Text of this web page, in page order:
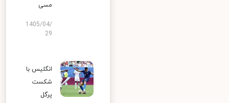
مسی
1405/04/
29
انگلیس با
شکست
پرگل